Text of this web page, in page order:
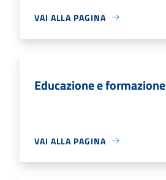
VAI ALLA PAGINA
Educazione e formazione
VAI ALLA PAGINA